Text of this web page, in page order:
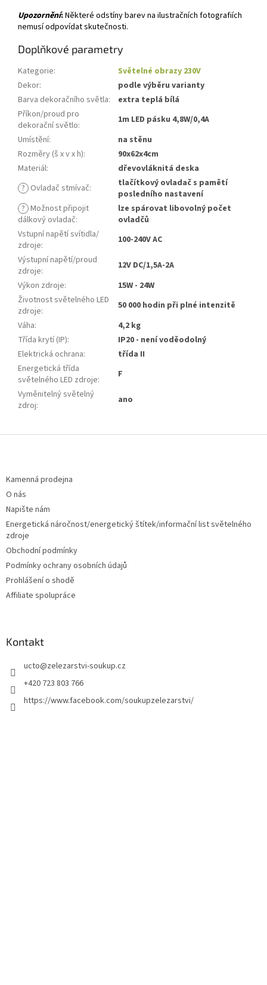
Upozornění: Některé odstíny barev na ilustračních fotografiích
nemusí odpovídat skutečnosti.
Doplňkové parametry
Kategorie:
Světelné obrazy 230V
Dekor:
podle výběru varianty
Barva dekoračního světla:
extra teplá bílá
Příkon/proud pro
dekorační světlo:
1m LED pásku 4,8W/0,4A
Umístění:
na stěnu
Rozměry (š x v x h):
90x62x4cm
Materiál:
dřevovláknitá deska
? Ovladač stmívač:
tlačítkový ovladač s pamětí
posledního nastavení
? Možnost připojit
dálkový ovladač:
lze spárovat libovolný počet
ovladčů
Vstupní napětí svítidla/
zdroje:
100-240V AC
Výstupní napětí/proud
zdroje:
12V DC/1,5A-2A
Výkon zdroje:
15W - 24W
Životnost světelného LED
zdroje:
50 000 hodin při plné intenzitě
Váha:
4,2 kg
Třída krytí (IP):
IP20 - není voděodolný
Elektrická ochrana:
třída II
Energetická třída
světelného LED zdroje:
F
Vyměnitelný světelný
zdroj: ano
Kamenná prodejna
O nás
Napište nám
Energetická náročnost/energetický štítek/informační list světelného
zdroje
Obchodní podmínky
Podmínky ochrany osobních údajů
Prohlášení o shodě
Affiliate spolupráce
Kontakt
ucto@zelezarstvi-soukup.cz
+420 723 803 766
https://www.facebook.com/soukupzelezarstvi/